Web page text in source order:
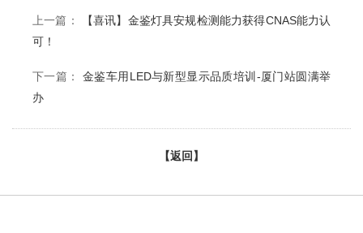
上一篇：
【喜讯】金鉴灯具安规检测能力获得CNAS能力认
可！
下一篇： 金鉴车用LED与新型显示品质培训-厦门站圆满举
办
【返回】